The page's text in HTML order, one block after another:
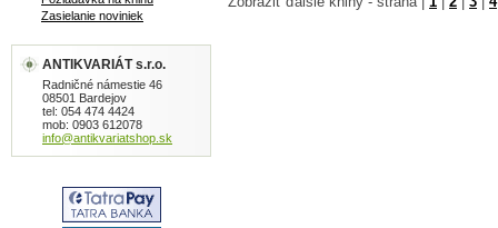
Zasielanie noviniek
ANTIKVARIÁT s.r.o.
Radničné námestie 46
08501 Bardejov
tel: 054 474 4424
mob: 0903 612078
info@antikvariatshop.sk